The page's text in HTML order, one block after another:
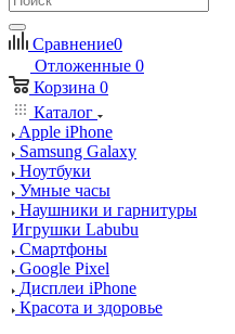
Сравнение0
Отложенные 0
Корзина 0
Каталог
Apple iPhone
Samsung Galaxy
Ноутбуки
Умные часы
Наушники и гарнитуры
Игрушки Labubu
Смартфоны
Google Pixel
Дисплеи iPhone
Красота и здоровье